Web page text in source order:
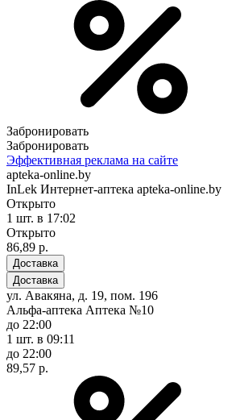
Забронировать
Забронировать
Эффективная реклама на сайте
apteka-online.by
InLek Интернет-аптека apteka-online.by
Открыто
1 шт. в 17:02
Открыто
86,89 р.
Доставка
Доставка
ул. Авакяна, д. 19, пом. 196
Альфа-аптека Аптека №10
до 22:00
1 шт. в 09:11
до 22:00
89,57 р.